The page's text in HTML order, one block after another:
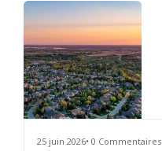
25 juin 2026• 0 Commentaires